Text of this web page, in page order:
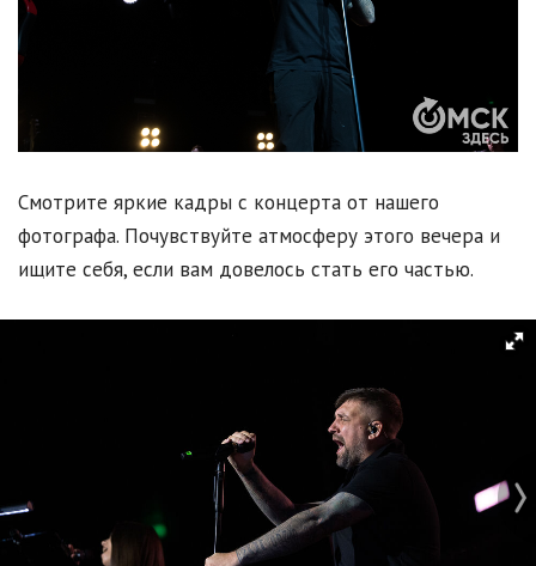
Смотрите яркие кадры с концерта от нашего
фотографа. Почувствуйте атмосферу этого вечера и
ищите себя, если вам довелось стать его частью.